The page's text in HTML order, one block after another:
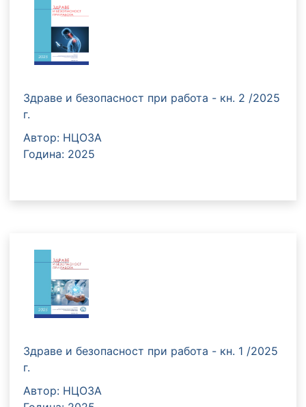
Здраве и безопасност при работа - кн. 2 /2025
г.
Автор: НЦОЗА
Година: 2025
Здраве и безопасност при работа - кн. 1 /2025
г.
Автор: НЦОЗА